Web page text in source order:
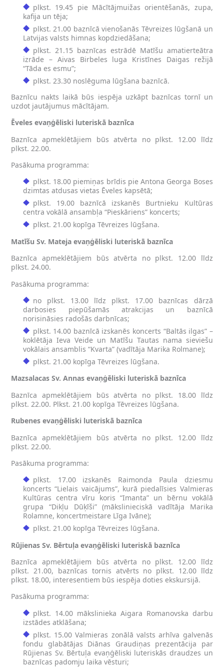
plkst. 19.45 pie Mācītājmuižas orientēšanās, zupa,
kafija un tēja;
plkst. 21.00 baznīcā vienošanās Tēvreizes lūgšanā un
Latvijas valsts himnas kopdziedāšana;
plkst. 21.15 baznīcas estrādē Matīšu amatierteātra
izrāde – Aivas Birbeles luga Kristīnes Daigas režijā
“Tāda es esmu”;
plkst. 23.30 noslēguma lūgšana baznīcā.
Baznīcu nakts laikā būs iespēja uzkāpt baznīcas tornī un
uzdot jautājumus mācītājam.
Ēveles evaņģēliski luteriskā baznīca
Baznīca apmeklētājiem būs atvērta no plkst. 12.00 līdz
plkst. 22.00.
Pasākuma programma:
plkst. 18.00 piemiņas brīdis pie Antona Georga Boses
dzimtas atdusas vietas Ēveles kapsētā;
plkst. 19.00 baznīcā izskanēs Burtnieku Kultūras
centra vokālā ansambļa “Pieskāriens” koncerts;
plkst. 21.00 kopīga Tēvreizes lūgšana.
Matīšu Sv. Mateja evaņģēliski luteriskā baznīca
Baznīca apmeklētājiem būs atvērta no plkst. 12.00 līdz
plkst. 24.00.
Pasākuma programma:
no plkst. 13.00 līdz plkst. 17.00 baznīcas dārzā
darbosies piepūšamās atrakcijas un baznīcā
norisināsies radošās darbnīcas;
plkst. 14.00 baznīcā izskanēs koncerts “Baltās ilgas” –
koklētāja Ieva Veide un Matīšu Tautas nama sieviešu
vokālais ansamblis “Kvarta” (vadītāja Marika Rolmane);
plkst. 21.00 kopīga Tēvreizes lūgšana.
Mazsalacas Sv. Annas evaņģēliski luteriskā baznīca
Baznīca apmeklētājiem būs atvērta no plkst. 18.00 līdz
plkst. 22.00. Plkst. 21.00 kopīga Tēvreizes lūgšana.
Rubenesevaņģēliski luteriskā baznīca
Baznīca apmeklētājiem būs atvērta no plkst. 12.00 līdz
plkst. 22.00.
Pasākuma programma:
plkst. 17.00 izskanēs Raimonda Paula dziesmu
koncerts “Lielais vaicājums”, kurā piedalīsies Valmieras
Kultūras centra vīru koris “Imanta” un bērnu vokālā
grupa “Dikļu Dūķīši” (mākslinieciskā vadītāja Marika
Rolamne, koncertmeistare Līga Ivāne);
plkst. 21.00 kopīga Tēvreizes lūgšana.
Rūjienas Sv. Bērtuļa evaņģēliski luteriskā baznīca
Baznīca apmeklētājiem būs atvērta no plkst. 12.00 līdz
plkst. 21.00, baznīcas tornis atvērts no plkst. 12.00 līdz
plkst. 18.00, interesentiem būs iespēja doties ekskursijā.
Pasākuma programma:
plkst. 14.00 mākslinieka Aigara Romanovska darbu
izstādes atklāšana;
plkst. 15.00 Valmieras zonālā valsts arhīva galvenās
fondu glabātājas Diānas Graudiņas prezentācija par
Rūjienas Sv. Bērtuļa evaņģēliski luteriskās draudzes un
baznīcas padomju laika vēsturi;